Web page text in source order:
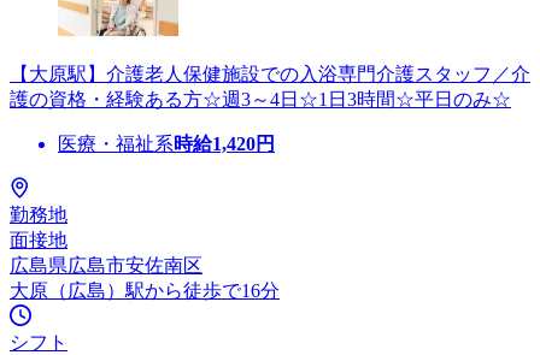
【大原駅】介護老人保健施設での入浴専門介護スタッフ／介
護の資格・経験ある方☆週3～4日☆1日3時間☆平日のみ☆
医療・福祉系時給1,420円
勤務地
面接地
広島県広島市安佐南区
大原（広島）駅から徒歩で16分
シフト